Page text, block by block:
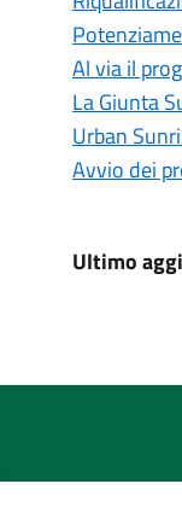
Al via il
La Giunta
Urban
Avvio dei
Ultimo